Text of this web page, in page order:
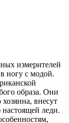
измерителей
ногу с модой.
образа. Они
внесут
леди.